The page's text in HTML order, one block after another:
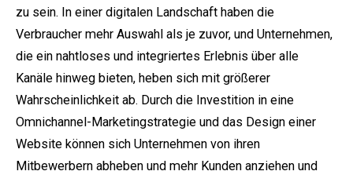
zu sein. In einer digitalen Landschaft haben die
Verbraucher mehr Auswahl als je zuvor, und Unternehmen,
die ein nahtloses und integriertes Erlebnis über alle
Kanäle hinweg bieten, heben sich mit größerer
Wahrscheinlichkeit ab. Durch die Investition in eine
Omnichannel-Marketingstrategie und das Design einer
Website können sich Unternehmen von ihren
Mitbewerbern abheben und mehr Kunden anziehen und